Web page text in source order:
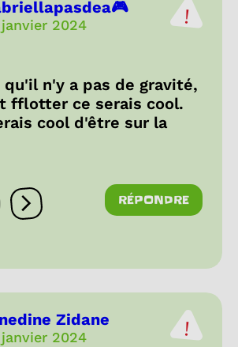
janvier 2024
qu'il n'y a pas de gravité,
fflotter ce serais cool.
cool d'être sur la
Ouvrir les réactions
RÉPONDRE
Zidane
janvier 2024